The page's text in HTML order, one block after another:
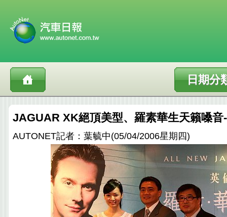
日期分
JAGUAR XK絕頂美型、羅素華生天籟嗓音
AUTONET記者：葉毓中(05/04/2006星期四)